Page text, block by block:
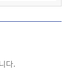
다.